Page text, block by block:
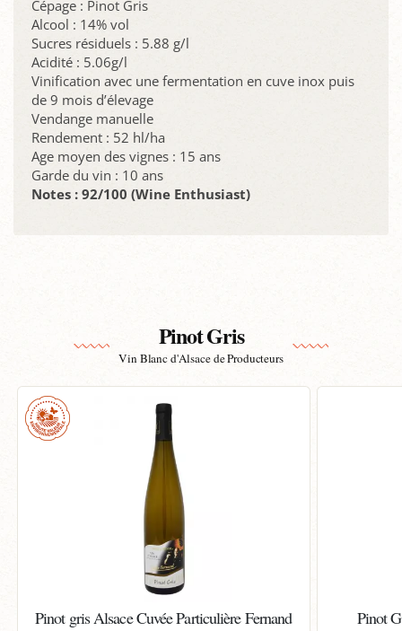
Cépage : Pinot Gris
Alcool : 14% vol
Sucres résiduels : 5.88 g/l
Acidité : 5.06g/l
Vinification avec une fermentation en cuve inox puis
de 9 mois d’élevage
Vendange manuelle
Rendement : 52 hl/ha
Age moyen des vignes : 15 ans
Garde du vin : 10 ans
Notes : 92/100 (Wine Enthusiast)
Pinot Gris
Vin Blanc d'Alsace de Producteurs
Pinot gris Alsace Cuvée Particulière Fernand Pinot